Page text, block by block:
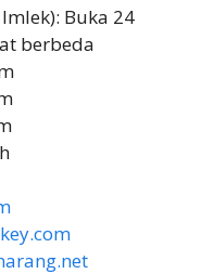
Buka 24
berbeda